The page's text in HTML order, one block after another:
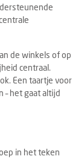
de winkels of op
centraal.
Een taartje voor
– het gaat altijd
in het teken